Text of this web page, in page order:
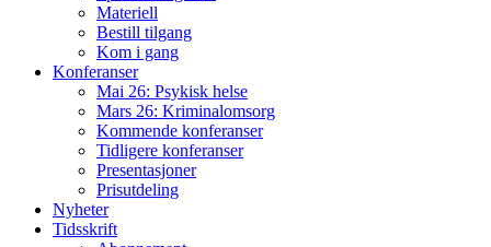
Materiell
Bestill tilgang
Kom i gang
Konferanser
Mai 26: Psykisk helse
Mars 26: Kriminal­omsorg
Kommende konferanser
Tidligere konferanser
Presentasjoner
Prisutdeling
Nyheter
Tidsskrift